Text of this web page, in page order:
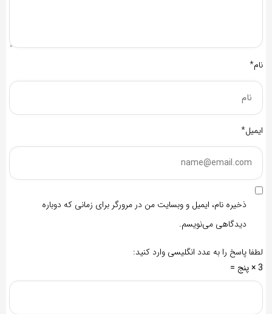
نام*
ایمیل*
ذخیره نام، ایمیل و وبسایت من در مرورگر برای زمانی که دوباره
دیدگاهی می‌نویسم.
لطفا پاسخ را به عدد انگلیسی وارد کنید:
3 × پنج =